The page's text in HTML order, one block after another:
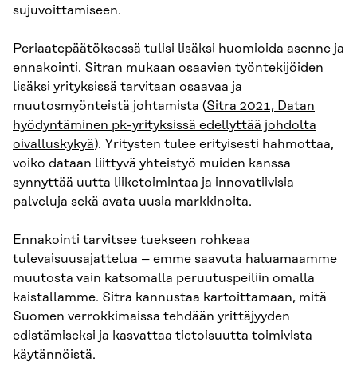
sujuvoittamiseen.
Periaatepäätöksessä tulisi lisäksi huomioida asenne ja
ennakointi. Sitran mukaan osaavien työntekijöiden
lisäksi yrityksissä tarvitaan osaavaa ja
muutosmyönteistä johtamista (Sitra 2021, Datan
hyödyntäminen pk-yrityksissä edellyttää johdolta
oivalluskykyä). Yritysten tulee erityisesti hahmottaa,
voiko dataan liittyvä yhteistyö muiden kanssa
synnyttää uutta liiketoimintaa ja innovatiivisia
palveluja sekä avata uusia markkinoita.
Ennakointi tarvitsee tuekseen rohkeaa
tulevaisuusajattelua – emme saavuta haluamaamme
muutosta vain katsomalla peruutuspeiliin omalla
kaistallamme. Sitra kannustaa kartoittamaan, mitä
Suomen verrokkimaissa tehdään yrittäjyyden
edistämiseksi ja kasvattaa tietoisuutta toimivista
käytännöistä.